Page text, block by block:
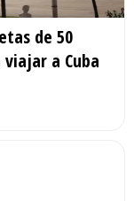
de 50
a Cuba